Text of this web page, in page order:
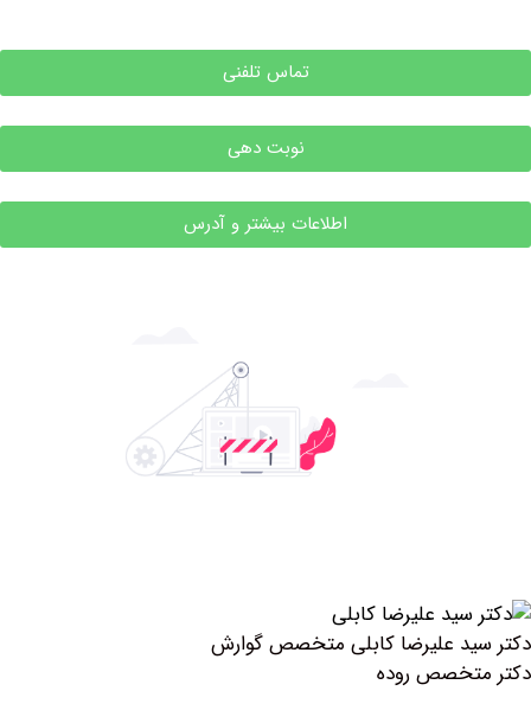
تماس تلفنی
نوبت دهی
اطلاعات بیشتر و آدرس
علیرضا کابلی متخصص گوارش
روده